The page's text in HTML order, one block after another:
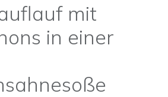
mit
in einer